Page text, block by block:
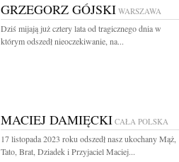
GRZEGORZ GÓJSKI WARSZAWA
Dziś mijają już cztery lata od tragicznego dnia w
którym odszedł nieoczekiwanie, na...
MACIEJ DAMIĘCKI CAŁA POLSKA
17 listopada 2023 roku odszedł nasz ukochany Mąż,
Tato, Brat, Dziadek i Przyjaciel Maciej...